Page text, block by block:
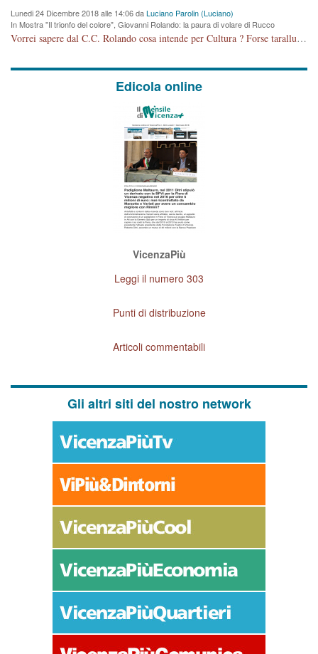
Lunedi 24 Dicembre 2018 alle 14:06 daLuciano Parolin (Luciano)
In Mostra "Il trionfo del colore", Giovanni Rolando: la paura di volare di Rucco
Vorrei sapere dal C.C. Rolando cosa intende per Cultura ? Forse tarallucci, vino e sagre, o spaghetti tricolori del PD ? Il continuo (s)parlare della mostra a Palazzo Chiericati caro consigliere DANNEGGIA FORTEMENTE l'immagine della città TUTTA e fa deviare i consensi che in RUSSIA (badi bene ex U.R.S.S.) sono ECCELLENTI. A livello artistico l'evento è di alta Valenza culturale, COMPITO di Tutta la Cittadinanza fare il possibile per propagandare l'iniziativa senza farne UN CASO PARTITICO come fa Lei da sempre. Meno Gazebo + Partecipazione! E così sia. Amen.
Edicola online
VicenzaPiù
Leggi il numero 303
Punti di distribuzione
Articoli commentabili
Gli altri siti del nostro network